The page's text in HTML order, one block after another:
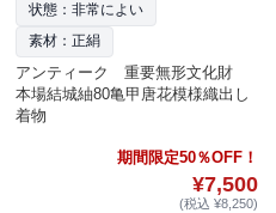
状態：非常によい
素材：正絹
アンティーク 重要無形文化財
本場結城紬80亀甲唐花模様織出し
着物
期間限定50％OFF！
¥7,500
(税込 ¥8,250)